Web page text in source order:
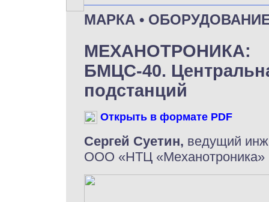
МАРКА •
МЕХАНОТРОНИКА:
БМЦС-40.
подстанций
Открыть в формате PDF
Сергей Суетин, ведущий
ООО «НТЦ «Механотроника»